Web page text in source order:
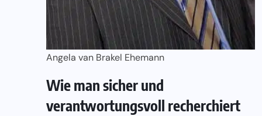
Angela van Brakel Ehemann
Wie man sicher und
verantwortungsvoll recherchiert